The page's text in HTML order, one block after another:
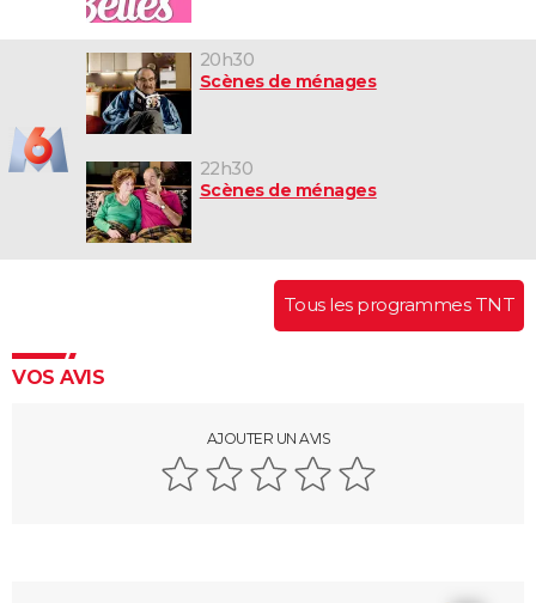
20h30
Scènes de ménages
22h30
Scènes de ménages
Tous les programmes TNT
VOS AVIS
AJOUTER UN AVIS